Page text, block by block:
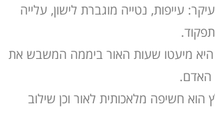
עייפות, נטייה מוגברת לישון, עלייה
היא מיעטו שעות האור ביממה המשבש את
האדם.
הוא חשיפה מלאכותית לאור וכן שילוב